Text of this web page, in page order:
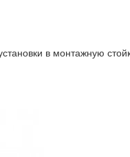
в монтажную